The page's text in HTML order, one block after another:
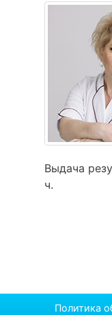
Выдача
ч.
Политика